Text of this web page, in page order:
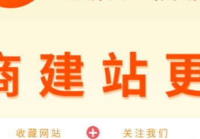
收藏网站 关注我们